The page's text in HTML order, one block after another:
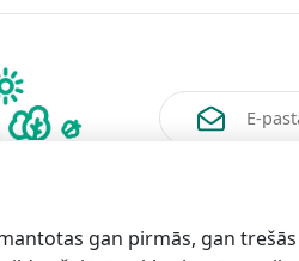
gan pirmās, gan